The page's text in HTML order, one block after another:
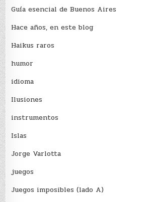
Guía esencial de Buenos Aires
Hace años, en este blog
Haikus raros
humor
idioma
Ilusiones
instrumentos
Islas
Jorge Varlotta
juegos
Juegos imposibles (lado A)